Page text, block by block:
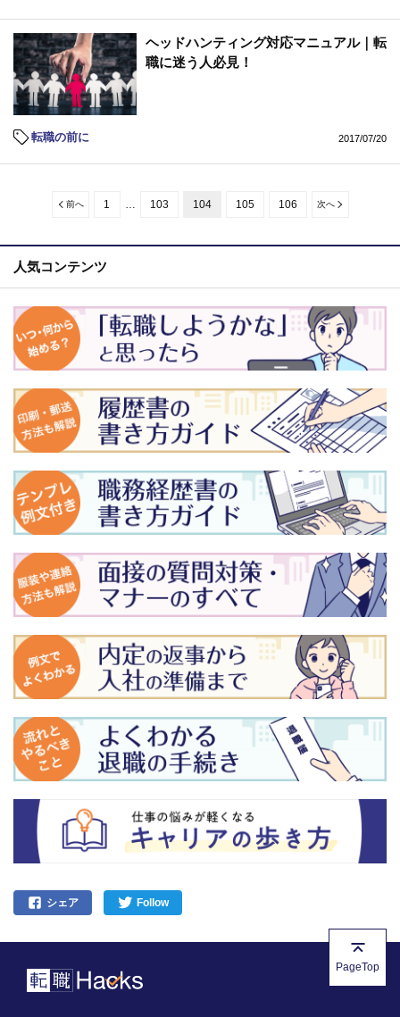
ヘッドハンティング対応マニュアル｜転
職に迷う人必見！
転職の前に 2017/07/20
前へ 1 103 104 105 106 次へ
人気コンテンツ
シェア Follow
PageTop